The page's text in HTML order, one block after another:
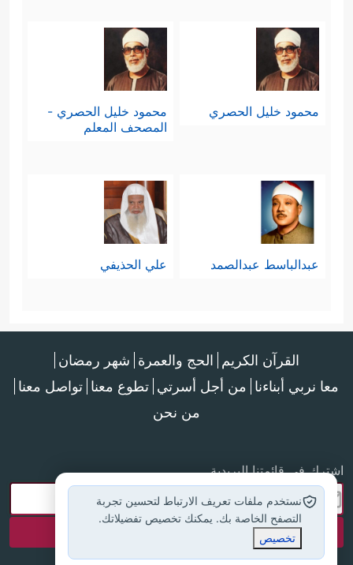
محمود خليل الحصري
محمود خليل الحصري -
المصحف المعلم
عبدالباسط عبدالصمد علي الحذيفي
القرآن الكريم الحج والعمرة شهر رمضان
معا نربي أبناءنا من أجل أسرتي تطوع معنا تواصل معنا
من نحن
اشترك في قائمتنا البريدية
نستخدم ملفات تعريف الارتباط لتحسين تجربة
التصفح الخاصة بك. يمكنك تخصيص تفضيلاتك.
تخصيص